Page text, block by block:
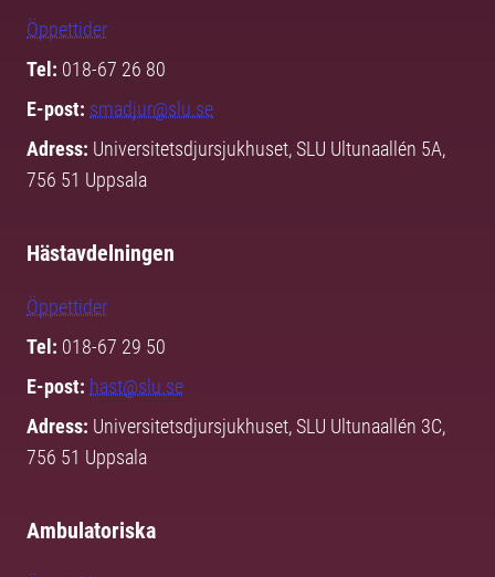
Öppettider
Tel: 018-67 26 80
E-post: smadjur@slu.se
Adress: Universitetsdjursjukhuset, SLU Ultunaallén 5A,
756 51 Uppsala
Hästavdelningen
Öppettider
Tel: 018-67 29 50
E-post: hast@slu.se
Adress: Universitetsdjursjukhuset, SLU Ultunaallén 3C,
756 51 Uppsala
Ambulatoriska